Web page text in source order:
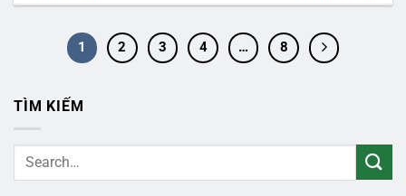
1 2 3 4 … 8
TÌM KIẾM